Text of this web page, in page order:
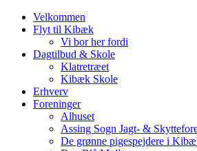
Velkommen
Flyt til Kibæk
Vi bor her fordi
Dagtilbud & Skole
Klatretræet
Kibæk Skole
Erhverv
Foreninger
Alhuset
Assing Sogn Jagt- &
De grønne pigespejdere i